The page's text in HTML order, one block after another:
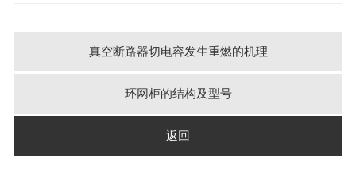
真空断路器切电容发生重燃的机理
环网柜的结构及型号
返回